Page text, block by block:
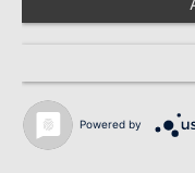
Wenn Sie uns per E-
hervorgehenden
Anfrage) zum
bei uns gespeichert
Powered by